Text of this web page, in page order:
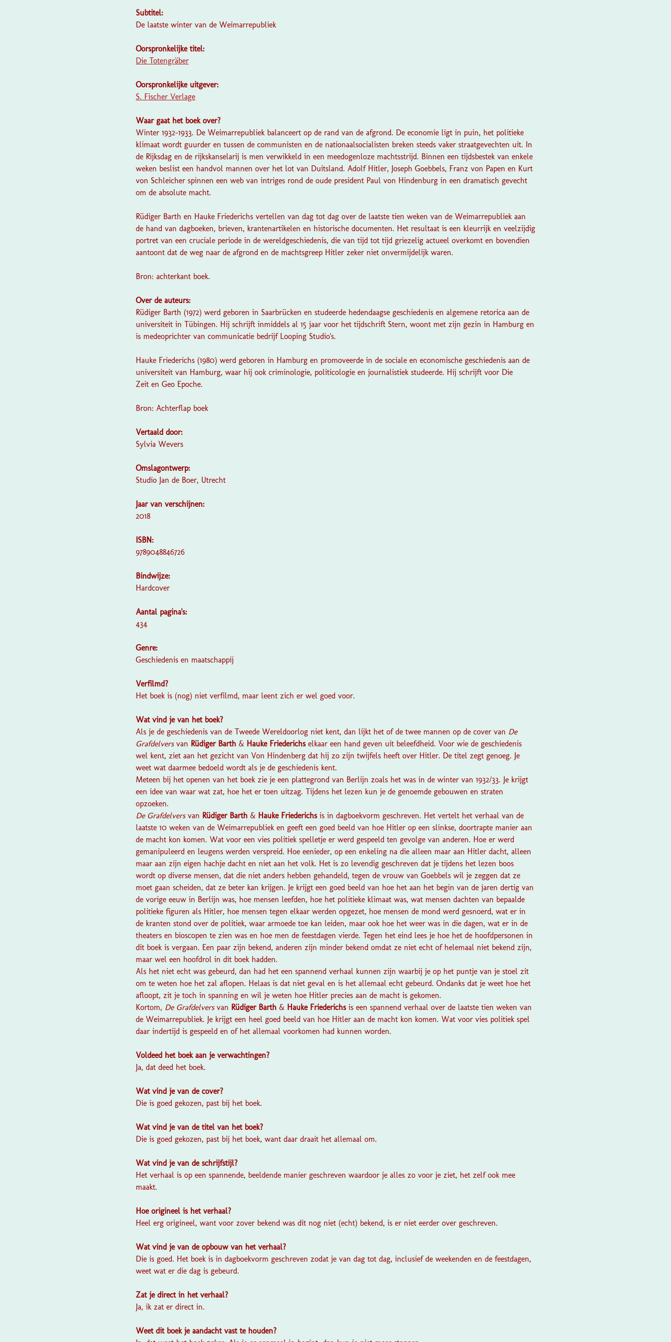
Subtitel:
De laatste winter van de Weimarrepubliek
Oorspronkelijke titel:
Die Totengräber
Oorspronkelijke uitgever:
S. Fischer Verlage
Waar gaat het boek over?
Winter 1932-1933. De Weimarrepubliek balanceert op de rand van de afgrond. De economie ligt in puin, het politieke
klimaat wordt guurder en tussen de communisten en de nationaalsocialisten breken steeds vaker straatgevechten uit. In
de Rijksdag en de rijkskanselarij is men verwikkeld in een meedogenloze machtsstrijd. Binnen een tijdsbestek van enkele
weken beslist een handvol mannen over het lot van Duitsland. Adolf Hitler, Joseph Goebbels, Franz von Papen en Kurt
von Schleicher spinnen een web van intriges rond de oude president Paul von Hindenburg in een dramatisch gevecht
om de absolute macht.
Rüdiger Barth en Hauke Friederichs vertellen van dag tot dag over de laatste tien weken van de Weimarrepubliek aan
de hand van dagboeken, brieven, krantenartikelen en historische documenten. Het resultaat is een kleurrijk en veelzijdig
portret van een cruciale periode in de wereldgeschiedenis, die van tijd tot tijd griezelig actueel overkomt en bovendien
aantoont dat de weg naar de afgrond en de machtsgreep Hitler zeker niet onvermijdelijk waren.
Bron: achterkant boek.
Over de auteurs:
Rüdiger Barth (1972) werd geboren in Saarbrücken en studeerde hedendaagse geschiedenis en algemene retorica aan de
universiteit in Tübingen. Hij schrijft inmiddels al 15 jaar voor het tijdschrift Stern, woont met zijn gezin in Hamburg en
is medeoprichter van communicatie bedrijf Looping Studio's.
Hauke Friederichs (1980) werd geboren in Hamburg en promoveerde in de sociale en economische geschiedenis aan de
universiteit van Hamburg, waar hij ook criminologie, politicologie en journalistiek studeerde. Hij schrijft voor Die
Zeit en Geo Epoche.
Bron: Achterflap boek
Vertaald door:
Sylvia Wevers
Omslagontwerp:
Studio Jan de Boer, Utrecht
Jaar van verschijnen:
2018
ISBN:
9789048846726
Bindwijze:
Hardcover
Aantal pagina's:
434
Genre:
Geschiedenis en maatschappij
Verfilmd?
Het boek is (nog) niet verfilmd, maar leent zich er wel goed voor.
Wat vind je van het boek?
Als je de geschiedenis van de Tweede Wereldoorlog niet kent, dan lijkt het of de twee mannen op de cover van De
Grafdelvers van Rüdiger Barth & Hauke Friederichs elkaar een hand geven uit beleefdheid. Voor wie de geschiedenis
wel kent, ziet aan het gezicht van Von Hindenberg dat hij zo zijn twijfels heeft over Hitler. De titel zegt genoeg. Je
weet wat daarmee bedoeld wordt als je de geschiedenis kent.
Meteen bij het openen van het boek zie je een plattegrond van Berlijn zoals het was in de winter van 1932/33. Je krijgt
een idee van waar wat zat, hoe het er toen uitzag. Tijdens het lezen kun je de genoemde gebouwen en straten
opzoeken.
De Grafdelvers van Rüdiger Barth & Hauke Friederichs is in dagboekvorm geschreven. Het vertelt het verhaal van de
laatste 10 weken van de Weimarrepubliek en geeft een goed beeld van hoe Hitler op een slinkse, doortrapte manier aan
de macht kon komen. Wat voor een vies politiek spelletje er werd gespeeld ten gevolge van anderen. Hoe er werd
gemanipuleerd en leugens werden verspreid. Hoe eenieder, op een enkeling na die alleen maar aan Hitler dacht, alleen
maar aan zijn eigen hachje dacht en niet aan het volk. Het is zo levendig geschreven dat je tijdens het lezen boos
wordt op diverse mensen, dat die niet anders hebben gehandeld, tegen de vrouw van Goebbels wil je zeggen dat ze
moet gaan scheiden, dat ze beter kan krijgen. Je krijgt een goed beeld van hoe het aan het begin van de jaren dertig van
de vorige eeuw in Berlijn was, hoe mensen leefden, hoe het politieke klimaat was, wat mensen dachten van bepaalde
politieke figuren als Hitler, hoe mensen tegen elkaar werden opgezet, hoe mensen de mond werd gesnoerd, wat er in
de kranten stond over de politiek, waar armoede toe kan leiden, maar ook hoe het weer was in die dagen, wat er in de
theaters en bioscopen te zien was en hoe men de feestdagen vierde. Tegen het eind lees je hoe het de hoofdpersonen in
dit boek is vergaan. Een paar zijn bekend, anderen zijn minder bekend omdat ze niet echt of helemaal niet bekend zijn,
maar wel een hoofdrol in dit boek hadden.
Als het niet echt was gebeurd, dan had het een spannend verhaal kunnen zijn waarbij je op het puntje van je stoel zit
om te weten hoe het zal aflopen. Helaas is dat niet geval en is het allemaal echt gebeurd. Ondanks dat je weet hoe het
afloopt, zit je toch in spanning en wil je weten hoe Hitler precies aan de macht is gekomen.
Kortom, De Grafdelvers van Rüdiger Barth & Hauke Friederichs is een spannend verhaal over de laatste tien weken van
de Weimarrepubliek. Je krijgt een heel goed beeld van hoe Hitler aan de macht kon komen. Wat voor vies politiek spel
daar indertijd is gespeeld en of het allemaal voorkomen had kunnen worden.
Voldeed het boek aan je verwachtingen?
Ja, dat deed het boek.
Wat vind je van de cover?
Die is goed gekozen, past bij het boek.
Wat vind je van de titel van het boek?
Die is goed gekozen, past bij het boek, want daar draait het allemaal om.
Wat vind je van de schrijfstijl?
Het verhaal is op een spannende, beeldende manier geschreven waardoor je alles zo voor je ziet, het zelf ook mee
maakt.
Hoe origineel is het verhaal?
Heel erg origineel, want voor zover bekend was dit nog niet (echt) bekend, is er niet eerder over geschreven.
Wat vind je van de opbouw van het verhaal?
Die is goed. Het boek is in dagboekvorm geschreven zodat je van dag tot dag, inclusief de weekenden en de feestdagen,
weet wat er die dag is gebeurd.
Zat je direct in het verhaal?
Ja, ik zat er direct in.
Weet dit boek je aandacht vast te houden?